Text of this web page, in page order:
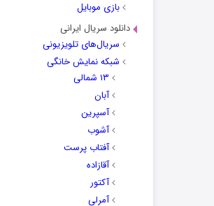
بازی موبایل
دانلود سریال ایرانی
سریال‌های تلویزیونی
شبکه نمایش خانگی
۱۳ شمالی
آبان
آسپرین
آشوب
آفتاب پرست
آقازاده
آکتور
آمرلی